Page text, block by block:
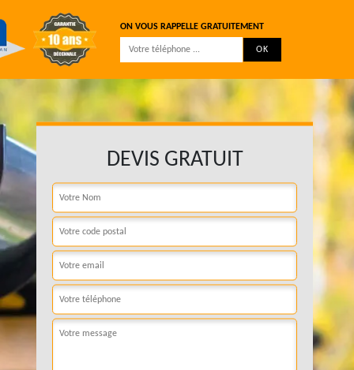
ON VOUS RAPPELLE GRATUITEMENT
DEVIS GRATUIT